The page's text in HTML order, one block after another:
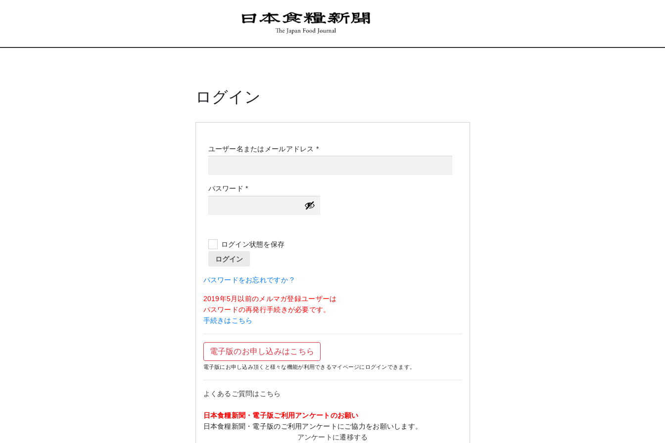
ログイン
ユーザー名またはメールアドレス *必
パスワード*必
須
ログイン状態を保存
ログイン
パスワードをお忘れですか ?
2019年5月以前のメルマガ登録ユーザーは
パスワードの再発行手続きが必要です。
手続きはこちら
電子版のお申し込みはこちら
電子版にお申し込み頂くと様々な機能が利用できるマイページにログインできます。
よくあるご質問はこちら
日本食糧新聞・電子版ご利用アンケートのお願い
日本食糧新聞・電子版のご利用アンケートにご協力をお願いします。
アンケートに遷移する